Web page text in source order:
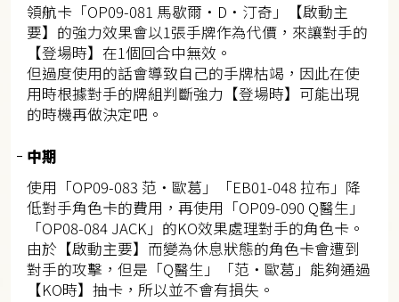
領航卡「OP09-081 馬歇爾・D・汀奇」【啟動主
要】的強力效果會以1張手牌作為代價，來讓對手的
【登場時】在1個回合中無效。
但過度使用的話會導致自己的手牌枯竭，因此在使
用時根據對手的牌組判斷強力【登場時】可能出現
的時機再做決定吧。
中期
使用「OP09-083 范・歐葛」「EB01-048 拉布」降
低對手角色卡的費用，再使用「OP09-090 Q醫生」
「OP08-084 JACK」的KO效果處理對手的角色卡。
由於【啟動主要】而變為休息狀態的角色卡會遭到
對手的攻擊，但是「Q醫生」「范・歐葛」能夠通過
【KO時】抽卡，所以並不會有損失。